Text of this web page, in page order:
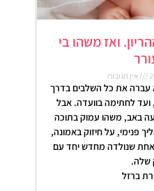
ואז משהו בי
אין תגובות
עברה את כל השלבים בדרך
לחתימה בוועדה. אבל
באב, משהו עמוק בתוכה
פנימי, על חיזוק באמונה,
אחת שנולדה מחדש יחד עם
שלה.
ברזל